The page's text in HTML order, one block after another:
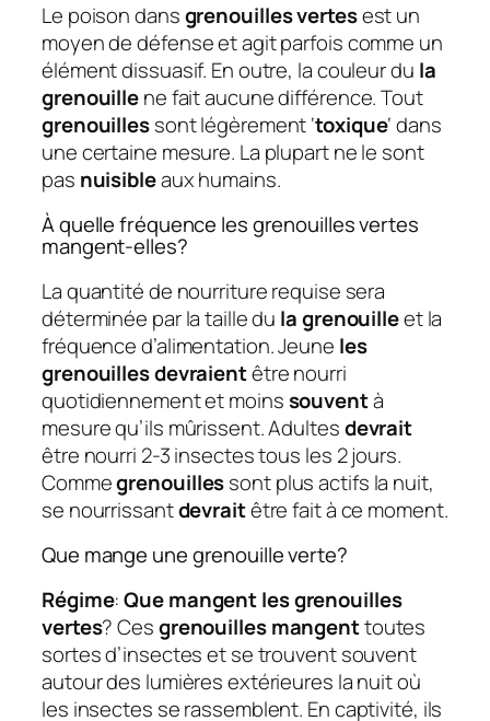
Le poison dansgrenouilles vertesest un
moyen de défense et agit parfois comme un
élément dissuasif. En outre, la couleur du la
grenouillene fait aucune différence. Tout
grenouillessont légèrement ‘toxique‘ dans
une certaine mesure. La plupart ne le sont
pas nuisibleaux humains.
À quelle fréquence les grenouilles vertes
mangent-elles?
La quantité de nourriture requise sera
déterminée par la taille du la grenouilleet la
fréquence d’alimentation. Jeune les
grenouilles devraientêtre nourri
quotidiennement et moinssouventà
mesure qu’ils mûrissent. Adultesdevrait
être nourri 2-3 insectes tous les 2 jours.
Commegrenouillessont plus actifs la nuit,
se nourrissantdevraitêtre fait à ce moment.
Que mange une grenouille verte?
Régime:Que mangent les grenouilles
vertes? Cesgrenouilles mangenttoutes
sortes d’insectes et se trouvent souvent
autour des lumières extérieures la nuit où
les insectes se rassemblent. En captivité, ils